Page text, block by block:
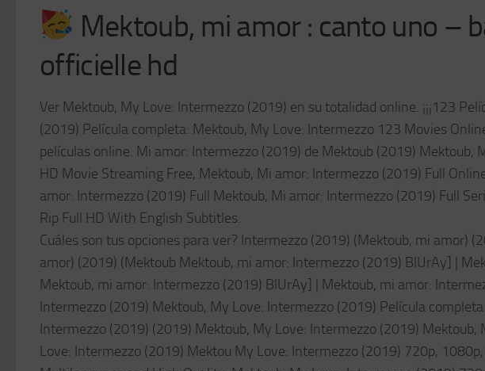
Mektoub, mi amor : canto uno –
officielle hd
Ver Mektoub, My Love: Intermezzo (2019) en su totalidad online. ¡¡¡123
(2019) Película completa: Mektoub, My Love: Intermezzo 123 Movies
películas online. Mi amor: Intermezzo (2019) de Mektoub (2019) Mektoub,
HD Movie Streaming Free, Mektoub, Mi amor: Intermezzo (2019) Full
amor: Intermezzo (2019) Full Mektoub, Mi amor: Intermezzo (2019) Full
Rip Full HD With English Subtitles.
Cuáles son tus opciones para ver? Intermezzo (2019) (Mektoub, mi amor)
amor) (2019) (Mektoub Mektoub, mi amor: Intermezzo (2019) BlUrAy] |
Mektoub, mi amor: Intermezzo (2019) BlUrAy] | Mektoub, mi amor:
Intermezzo (2019) Mektoub, My Love: Intermezzo (2019) Película
Intermezzo (2019) (2019) Mektoub, My Love: Intermezzo (2019)
Love: Intermezzo (2019) Mektou My Love: Intermezzo (2019) 720p,